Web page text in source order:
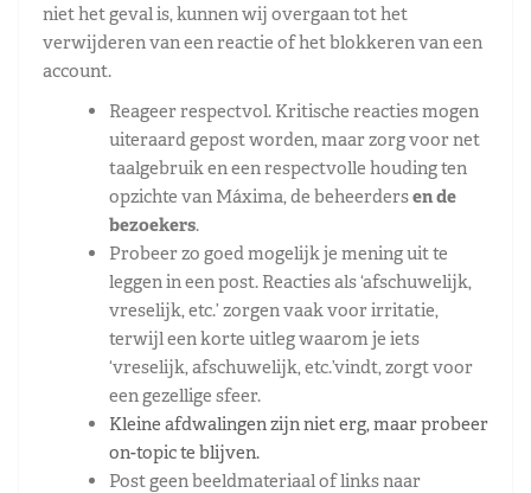
niet het geval is, kunnen wij overgaan tot het
verwijderen van een reactie of het blokkeren van een
account.
Reageer respectvol. Kritische reacties mogen
uiteraard gepost worden, maar zorg voor net
taalgebruik en een respectvolle houding ten
opzichte van Máxima, de beheerdersen de
bezoekers.
Probeer zo goed mogelijk je mening uit te
leggen in een post. Reacties als ‘afschuwelijk,
vreselijk, etc.’ zorgen vaak voor irritatie,
terwijl een korte uitleg waarom je iets
‘vreselijk, afschuwelijk, etc.’vindt, zorgt voor
een gezellige sfeer.
Kleine afdwalingen zijn niet erg, maar probeer
on-topic te blijven.
Post geen beeldmateriaal of links naar